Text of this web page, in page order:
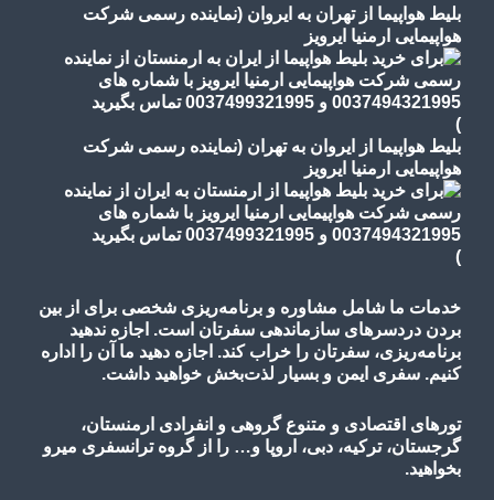
بلیط هواپیما از تهران به ایروان (نماینده رسمی شرکت
هواپیمایی ارمنیا ایرویز
)
بلیط هواپیما از ایروان به تهران (نماینده رسمی شرکت
هواپیمایی ارمنیا ایرویز
)
خدمات ما شامل مشاوره و برنامه‌ریزی شخصی برای از بین
بردن دردسرهای سازماندهی سفرتان است. اجازه ندهید
برنامه‌ریزی، سفرتان را خراب کند. اجازه دهید ما آن را اداره
کنیم. سفری ایمن و بسیار لذت‌بخش خواهید داشت.
تورهای اقتصادی و متنوع گروهی و انفرادی ارمنستان،
گرجستان، ترکیه، دبی، اروپا و… را از گروه ترانسفری میرو
بخواهید.